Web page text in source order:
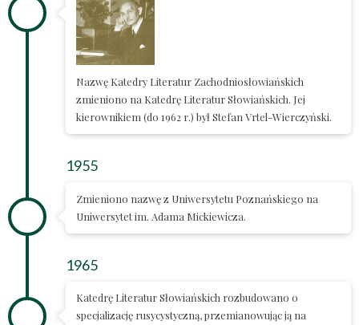
Nazwę Katedry Literatur Zachodniosłowiańskich
zmieniono na Katedrę Literatur Słowiańskich. Jej
kierownikiem (do 1962 r.) był Stefan Vrtel-Wierczyński.
1955
Zmieniono nazwę z Uniwersytetu Poznańskiego na
Uniwersytet im. Adama Mickiewicza.
1965
Katedrę Literatur Słowiańskich rozbudowano o
specjalizację rusycystyczną, przemianowując ją na